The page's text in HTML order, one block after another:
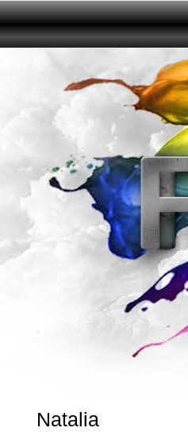
Przejdź do treści
Natalia